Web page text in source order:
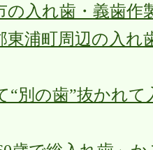
の入れ歯・義歯
東浦町周辺の入
“別の歯”抜かれ